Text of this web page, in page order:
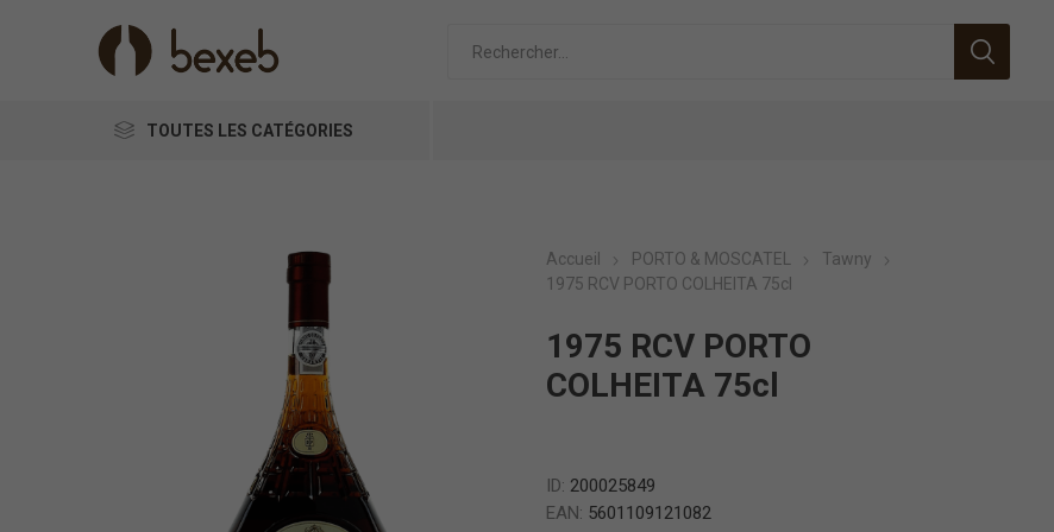
TOUTES LES CATÉGORIES
Accueil PORTO & MOSCATEL
Tawny
1975 RCV PORTO COLHEITA 75cl
1975 RCV PORTO
COLHEITA 75cl
ID: 200025849
EAN: 5601109121082